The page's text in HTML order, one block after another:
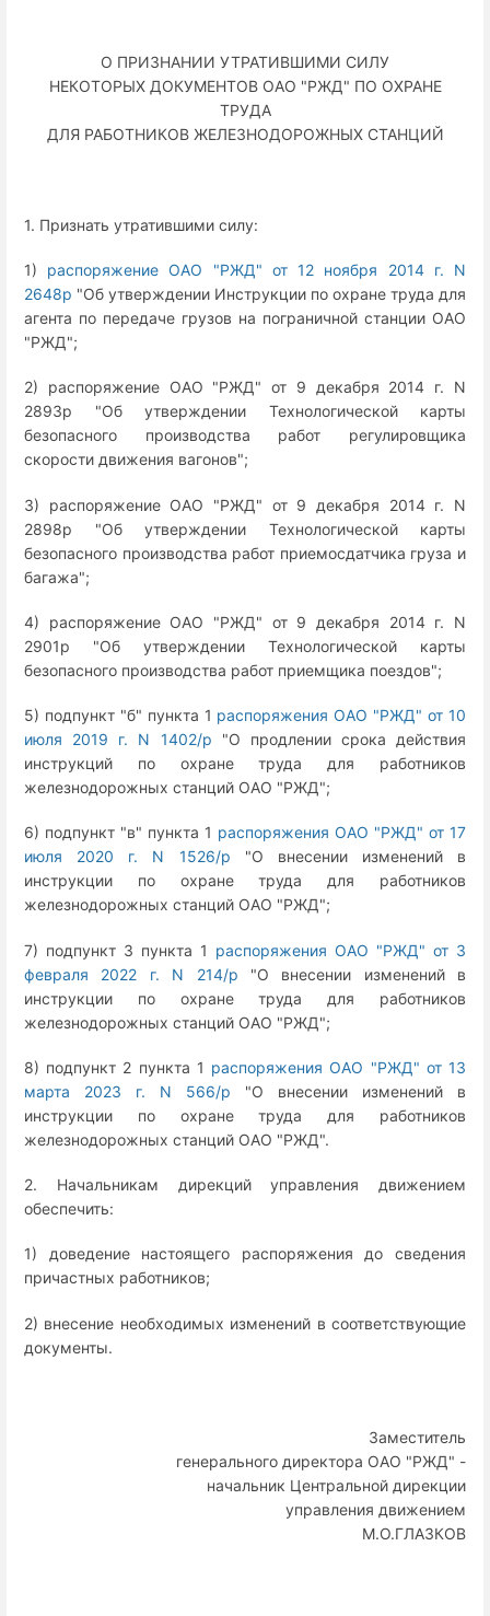
О ПРИЗНАНИИ УТРАТИВШИМИ СИЛУ
НЕКОТОРЫХ ДОКУМЕНТОВ ОАО "РЖД" ПО ОХРАНЕ
ТРУДА
ДЛЯ РАБОТНИКОВ ЖЕЛЕЗНОДОРОЖНЫХ СТАНЦИЙ
1. Признать утратившими силу:
1) распоряжение ОАО "РЖД" от 12 ноября 2014 г. N
2648р "Об утверждении Инструкции по охране труда для
агента по передаче грузов на пограничной станции ОАО
"РЖД";
2) распоряжение ОАО "РЖД" от 9 декабря 2014 г. N
2893р "Об утверждении Технологической карты
безопасного производства работ регулировщика
скорости движения вагонов";
3) распоряжение ОАО "РЖД" от 9 декабря 2014 г. N
2898р "Об утверждении Технологической карты
безопасного производства работ приемосдатчика груза и
багажа";
4) распоряжение ОАО "РЖД" от 9 декабря 2014 г. N
2901р "Об утверждении Технологической карты
безопасного производства работ приемщика поездов";
5) подпункт "б" пункта 1 распоряжения ОАО "РЖД" от 10
июля 2019 г. N 1402/р "О продлении срока действия
инструкций по охране труда для работников
железнодорожных станций ОАО "РЖД";
6) подпункт "в" пункта 1 распоряжения ОАО "РЖД" от 17
июля 2020 г. N 1526/р "О внесении изменений в
инструкции по охране труда для работников
железнодорожных станций ОАО "РЖД";
7) подпункт 3 пункта 1 распоряжения ОАО "РЖД" от 3
февраля 2022 г. N 214/р "О внесении изменений в
инструкции по охране труда для работников
железнодорожных станций ОАО "РЖД";
8) подпункт 2 пункта 1 распоряжения ОАО "РЖД" от 13
марта 2023 г. N 566/р "О внесении изменений в
инструкции по охране труда для работников
железнодорожных станций ОАО "РЖД".
2. Начальникам дирекций управления движением
обеспечить:
1) доведение настоящего распоряжения до сведения
причастных работников;
2) внесение необходимых изменений в соответствующие
документы.
Заместитель
генерального директора ОАО "РЖД" -
начальник Центральной дирекции
управления движением
М.О.ГЛАЗКОВ